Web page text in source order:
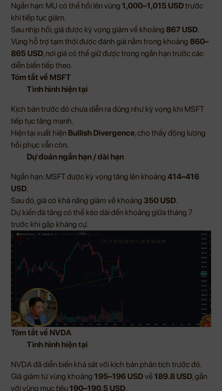
Ngắn hạn: MU có thể hồi lên vùng 1,000–1,015 USDtrước
khi tiếp tục giảm.
Sau nhịp hồi, giá được kỳ vọng giảm về khoảng 867 USD.
Vùng hỗ trợ tạm thời được đánh giá nằm trong khoảng 860–
865 USD, nơi giá có thể giữ được trong ngắn hạn trước các
diễn biến tiếp theo.
Tóm tắt về MSFT
Tình hình hiện tại
Kịch bản trước đó chưa diễn ra đúng như kỳ vọng khi MSFT
tiếp tục tăng mạnh.
Hiện tại xuất hiện Bullish Divergence, cho thấy động lượng
hồi phục vẫn còn.
Dự đoán ngắn hạn / dài hạn
Ngắn hạn: MSFT được kỳ vọng tăng lên khoảng 414–416
USD.
Sau đó, giá có khả năng giảm về khoảng 350 USD.
Dự kiến đà tăng có thể kéo dài đến khoảng giữa tháng 7
trước khi gặp kháng cự.
Tóm tắt về NVDA
Tình hình hiện tại
NVDA đã diễn biến khá sát với kịch bản phân tích trước đó.
Giá giảm từ vùng khoảng 195–196 USDvề189.8 USD, gần
với vùng mục tiêu190–190.5 USD.